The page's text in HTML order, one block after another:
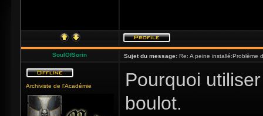
SoulOfSorin Sujet du message: Re: A peine installé:Problème
Archiviste de l'Académie
Pourquoi
boulot.